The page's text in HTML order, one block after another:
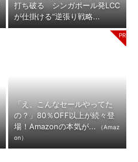
打ち破る シンガポール発LCC
が仕掛ける“逆張り戦略...
「え、こんなセールやってた
の？」80％OFF以上が続々登
場！Amazonの本気が...
（Amaz
on）